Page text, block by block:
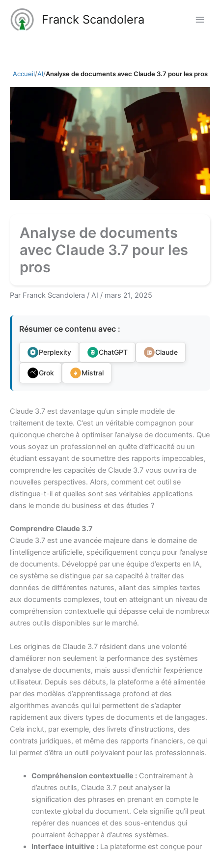
contenu
Franck Scandolera
Accueil/AI/Analyse de documents avec Claude 3.7 pour les pros
Analyse de documents
avec Claude 3.7 pour les
pros
Par Franck Scandolera / AI / mars 21, 2025
Résumer ce contenu avec :
Perplexity ChatGPT Claude
Grok Mistral
Claude 3.7 est davantage qu’un simple modèle de
traitement de texte. C’est un véritable compagnon pour
quiconque cherche à optimiser l’analyse de documents. Que
vous soyez un professionnel en quête d’efficacité ou un
étudiant essayant de soumettre des rapports impeccables,
comprendre les capacités de Claude 3.7 vous ouvrira de
nouvelles perspectives. Alors, comment cet outil se
distingue-t-il et quelles sont ses véritables applications
dans le monde du business et des études ?
Comprendre Claude 3.7
Claude 3.7 est une avancée majeure dans le domaine de
l’intelligence artificielle, spécifiquement conçu pour l’analyse
de documents. Développé par une équipe d’experts en IA,
ce système se distingue par sa capacité à traiter des
données de différentes natures, allant des simples textes
aux documents complexes, tout en atteignant un niveau de
compréhension contextuelle qui dépasse celui de nombreux
autres outils disponibles sur le marché.
Les origines de Claude 3.7 résident dans une volonté
d’améliorer non seulement la performance des systèmes
d’analyse de documents, mais aussi d’enrichir l’expérience
utilisateur. Depuis ses débuts, la plateforme a été alimentée
par des modèles d’apprentissage profond et des
algorithmes avancés qui lui permettent de s’adapter
rapidement aux divers types de documents et de langages.
Cela inclut, par exemple, des livrets d’instructions, des
contrats juridiques, et même des rapports financiers, ce qui
lui permet d’être un outil polyvalent pour les professionnels.
Compréhension contextuelle :Contrairement à
d’autres outils, Claude 3.7 peut analyser la
signification des phrases en prenant en compte le
contexte global du document. Cela signifie qu’il peut
repérer des nuances et des sous-entendus qui
pourraient échapper à d’autres systèmes.
Interface intuitive :La plateforme est conçue pour